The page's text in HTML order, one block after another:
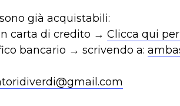
già acquistabili:
carta di credito → Clicca qui
bancario → scrivendo a: